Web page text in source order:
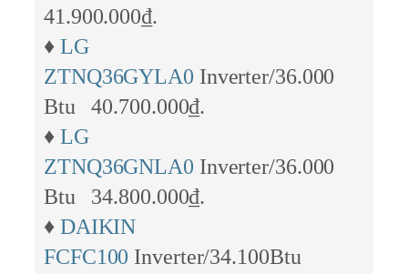
41.900.000₫.
♦ LG
ZTNQ36GYLA0 Inverter/36.000
Btu 40.700.000₫.
♦ LG
ZTNQ36GNLA0 Inverter/36.000
Btu 34.800.000₫.
♦ DAIKIN
FCFC100 Inverter/34.100Btu